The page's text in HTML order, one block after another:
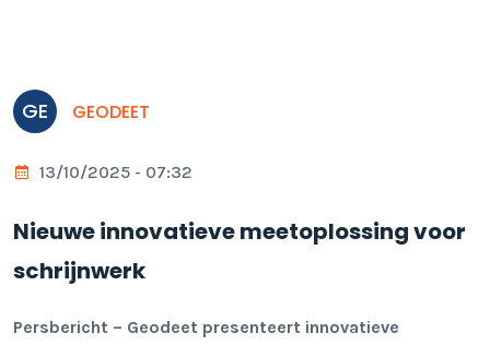
GE GEODEET
13/10/2025 - 07:32
Nieuwe innovatieve meetoplossing voor
schrijnwerk
Persbericht – Geodeet presenteert innovatieve